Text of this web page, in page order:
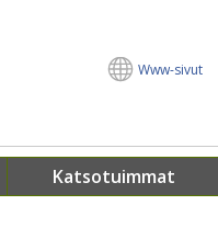
Www-sivut
Katsotuimmat